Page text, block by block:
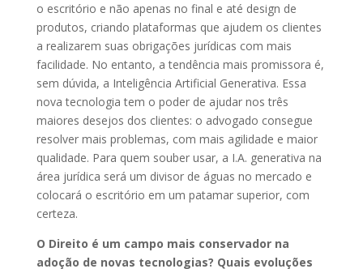
o escritório e não apenas no final e até design de
produtos, criando plataformas que ajudem os clientes
a realizarem suas obrigações jurídicas com mais
facilidade. No entanto, a tendência mais promissora é,
sem dúvida, a Inteligência Artificial Generativa. Essa
nova tecnologia tem o poder de ajudar nos três
maiores desejos dos clientes: o advogado consegue
resolver mais problemas, com mais agilidade e maior
qualidade. Para quem souber usar, a I.A. generativa na
área jurídica será um divisor de águas no mercado e
colocará o escritório em um patamar superior, com
certeza.
O Direito é um campo mais conservador na
adoção de novas tecnologias? Quais evoluções